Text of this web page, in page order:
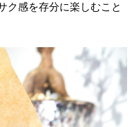
ク感を存分に楽しむこと